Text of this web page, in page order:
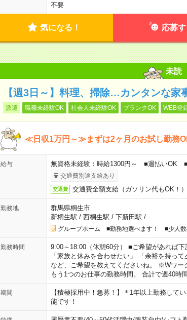
不要
気になる！ 応募
未読
【週3日～】料理、掃除…カンタンな家
派遣 職種未経験OK 社会人未経験OK ブランクOK WEB登
≪日収1万円～≫まずは2ヶ月のお試し勤務
給与 無資格未経験：時給1300円～ ■週払いOK
交通費別途支給あり
交通費 交通費全額支給（ガソリン代もOK！）
勤務地
群馬県桐生市
新桐生駅 / 西桐生駅 / 下新田駅 /
グループホーム ■勤務地選べます！ ■少人数
勤務時間
9:00～18:00（休憩60分） ■ご希望があれば
「家族と休みを合わせたい」 「余裕を持っ
など、ご希望を教えてくださいね。 ※Wワー
もう1つのお仕事の勤務時間。 合計で週40時
期間
【積極採用中！急募！】＊1年以上勤務して
能です！